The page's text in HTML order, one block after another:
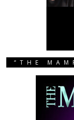
“THE